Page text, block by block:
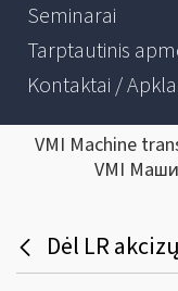
Seminarai
Tarptautinis
Kontaktai /
VMI Machine
VMI
Dėl LR